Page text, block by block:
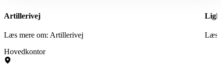
Artillerivej
Læs mere om: Artillerivej
Læs
Hovedkontor